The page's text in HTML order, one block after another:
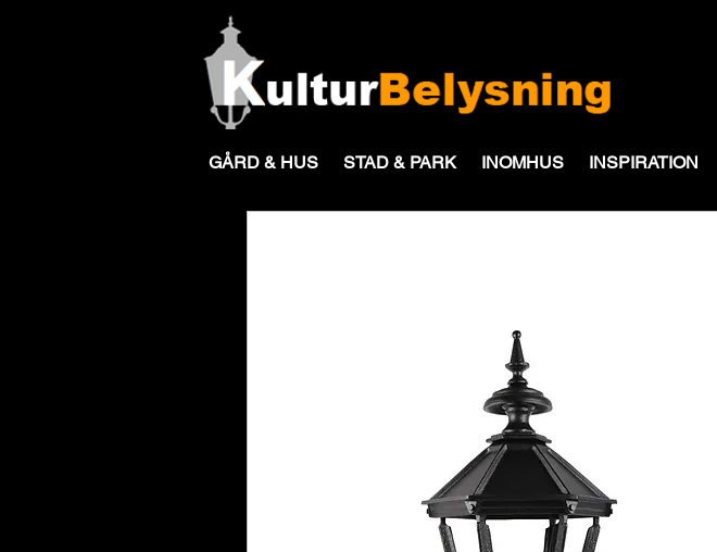
GÅRD & HUS STAD & PARK INOMHUS INSPIRATION